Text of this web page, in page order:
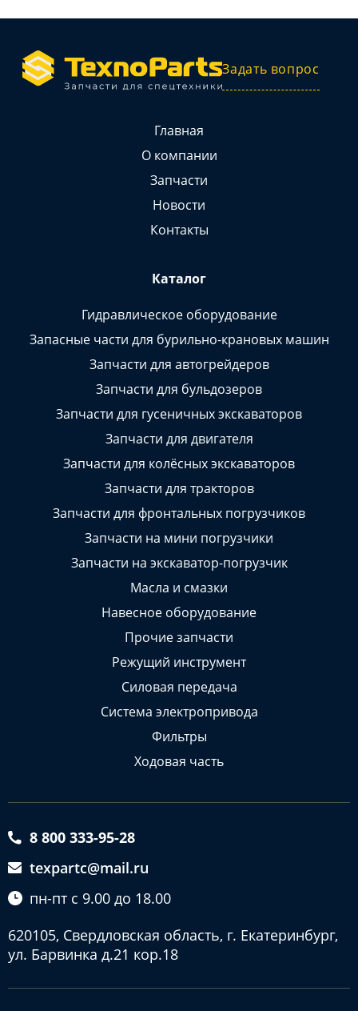
Задать вопрос
Главная
О компании
Запчасти
Новости
Контакты
Каталог
Гидравлическое оборудование
Запасные части для бурильно-крановых машин
Запчасти для автогрейдеров
Запчасти для бульдозеров
Запчасти для гусеничных экскаваторов
Запчасти для двигателя
Запчасти для колёсных экскаваторов
Запчасти для тракторов
Запчасти для фронтальных погрузчиков
Запчасти на мини погрузчики
Запчасти на экскаватор-погрузчик
Масла и смазки
Навесное оборудование
Прочие запчасти
Режущий инструмент
Силовая передача
Система электропривода
Фильтры
Ходовая часть
8 800 333-95-28
texpartc@mail.ru
пн-пт с 9.00 до 18.00
620105, Свердловская область, г. Екатеринбург,
ул. Барвинка д.21 кор.18